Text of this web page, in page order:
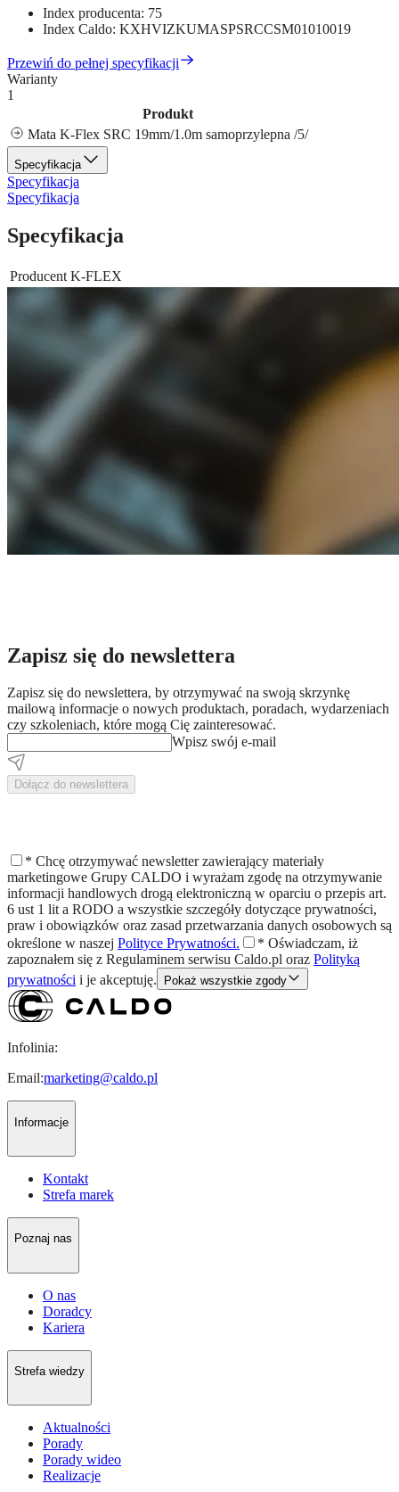
Index producenta: 75
Index Caldo: KXHVIZKUMASPSRCCSM01010019
Przewiń do pełnej specyfikacji
Warianty
1
Produkt
Mata K-Flex SRC 19mm/1.0m samoprzylepna /5/
Specyfikacja
Specyfikacja
Specyfikacja
Specyfikacja
Producent K-FLEX
Zapisz się do newslettera
Zapisz się do newslettera, by otrzymywać na swoją skrzynkę
mailową informacje o nowych produktach, poradach, wydarzeniach
czy szkoleniach, które mogą Cię zainteresować.
Wpisz swój e-mail
Dołącz do newslettera
* Chcę otrzymywać newsletter zawierający materiały
marketingowe Grupy CALDO i wyrażam zgodę na otrzymywanie
informacji handlowych drogą elektroniczną w oparciu o przepis art.
6 ust 1 lit a RODO a wszystkie szczegóły dotyczące prywatności,
praw i obowiązków oraz zasad przetwarzania danych osobowych są
określone w naszej Polityce Prywatności. * Oświadczam, iż
zapoznałem się z Regulaminem serwisu Caldo.pl oraz Polityką
prywatności i je akceptuję. Pokaż wszystkie zgody
Infolinia:
Email:marketing@caldo.pl
Informacje
Kontakt
Strefa marek
Poznaj nas
O nas
Doradcy
Kariera
Strefa wiedzy
Aktualności
Porady
Porady wideo
Realizacje